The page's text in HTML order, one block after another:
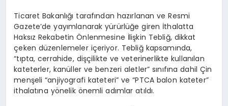
Ticaret Bakanlığı tarafından hazırlanan ve Resmi
Gazete’de yayımlanarak yürürlüğe giren İthalatta
Haksız Rekabetin Önlenmesine İlişkin Tebliğ, dikkat
çeken düzenlemeler içeriyor. Tebliğ kapsamında,
“tıpta, cerrahide, dişçilikte ve veterinerlikte kullanılan
kateterler, kanüller ve benzeri aletler” sınıfına dahil Çin
menşeli “anjiyografi kateteri” ve “PTCA balon kateter”
ithalatına yönelik önemli adımlar atıldı.